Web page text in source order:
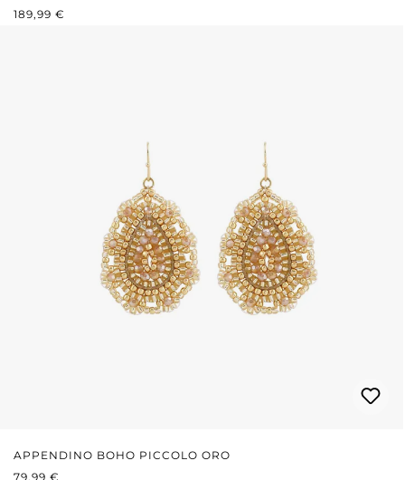
PREZZO NORMALE:
189,99 €
APPENDINO BOHO PICCOLO ORO
PREZZO NORMALE:
79,99 €